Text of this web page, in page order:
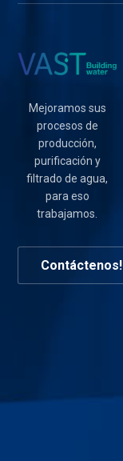
Mejoramos sus
procesos de
producción,
purificación y
filtrado de agua,
para eso
trabajamos.
Contáctenos!